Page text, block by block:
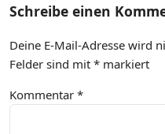
Schreibe einen
Deine E-Mail-Adresse wird
Felder sind mit * markiert
Kommentar *